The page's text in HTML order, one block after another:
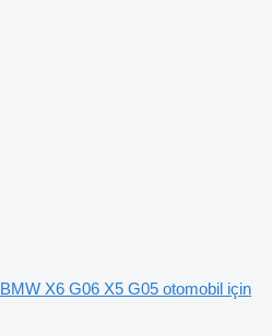
BMW X6 G06 X5 G05 otomobil için